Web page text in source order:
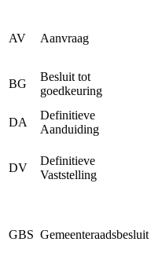
AV Aanvraag
BG
Besluit tot
goedkeuring
DA
Definitieve
Aanduiding
DV
Definitieve
Vaststelling
GBS Gemeenteraadsbesluit